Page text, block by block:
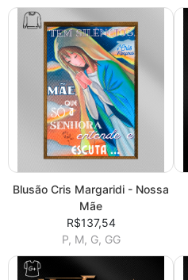
Blusão Cris Margaridi - Nossa
Mãe
R$137,54
P, M, G, GG